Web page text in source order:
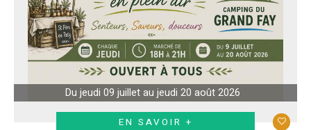
Du jeudi 09 juillet au jeudi 20 août 2026
EN SAVOIR +